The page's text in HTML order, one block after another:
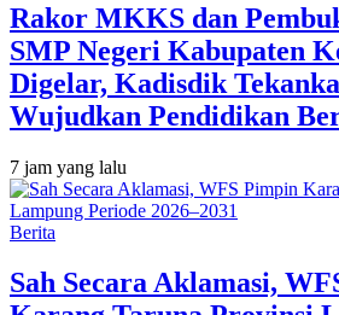
Rakor MKKS dan
SMP Negeri Kabupaten
Digelar, Kadisdik
Wujudkan Pendidikan
7 jam yang lalu
Berita
Sah Secara Aklamasi,